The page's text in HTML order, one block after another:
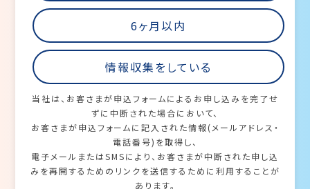
6ヶ月以内
情報収集をしている
当社は、お客さまが申込フォームによるお申し込みを完了せ
ずに中断された場合において、
お客さまが申込フォームに記入された情報(メールアドレス・
電話番号)を取得し、
電子メールまたはSMSにより、お客さまが中断された申し込
みを再開するためのリンクを送信するために利用することが
あります。